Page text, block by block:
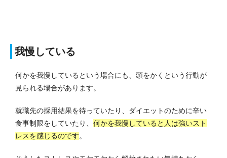
我慢している
何かを我慢しているという場合にも、頭をかくという行動が
見られる場合があります。
就職先の採用結果を待っていたり、ダイエットのために辛い
食事制限をしていたり、 何かを我慢していると人は強いスト
レスを感じるのです。